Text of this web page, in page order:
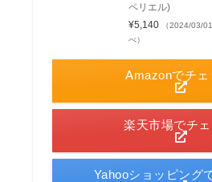
ペリエル)
¥5,140
（2024/03/
べ）
Amazonでチェ
楽天市場でチェ
Yahooショッピング